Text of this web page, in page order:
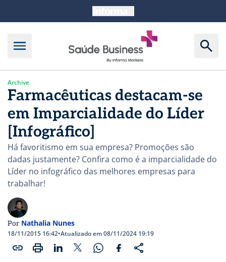
Archive
Farmacêuticas destacam-se
em Imparcialidade do Líder
[Infográfico]
Há favoritismo em sua empresa? Promoções são
dadas justamente? Confira como é a imparcialidade do
Líder no infográfico das melhores empresas para
trabalhar!
Por Nathalia Nunes
18/11/2015 16:42•Atualizado em 08/11/2024 19:19